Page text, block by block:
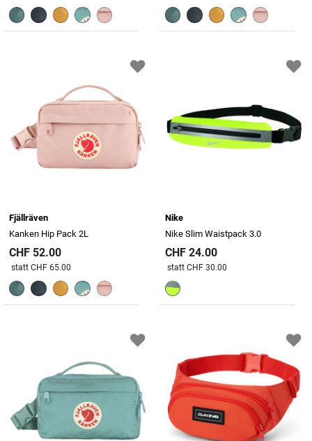
Fjällräven
Kanken Hip Pack 2L
CHF 52.00
Preis reduziert von
statt CHF 65.00
Nike
Nike Slim Waistpack 3.0
CHF 24.00
Preis reduziert von
statt CHF 30.00